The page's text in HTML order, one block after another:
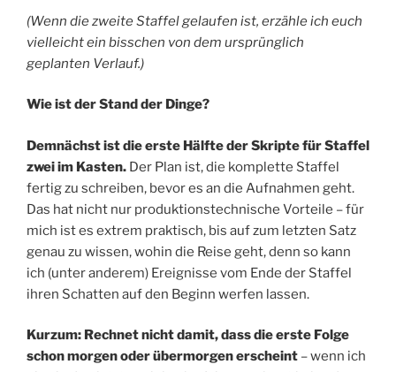
(Wenn die zweite Staffel gelaufen ist, erzähle ich euch
vielleicht ein bisschen von dem ursprünglich
geplanten Verlauf.)
Wie ist der Stand der Dinge?
Demnächst ist die erste Hälfte der Skripte für Staffel
zwei im Kasten. Der Plan ist, die komplette Staffel
fertig zu schreiben, bevor es an die Aufnahmen geht.
Das hat nicht nur produktionstechnische Vorteile – für
mich ist es extrem praktisch, bis auf zum letzten Satz
genau zu wissen, wohin die Reise geht, denn so kann
ich (unter anderem) Ereignisse vom Ende der Staffel
ihren Schatten auf den Beginn werfen lassen.
Kurzum: Rechnet nicht damit, dass die erste Folge
schon morgen oder übermorgen erscheint – wenn ich